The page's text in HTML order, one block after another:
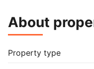
Aconto varme kr.
700,- pr. mdr.
Husdyr tilladt efter
Rygning er ikke tilladt
About
Property type